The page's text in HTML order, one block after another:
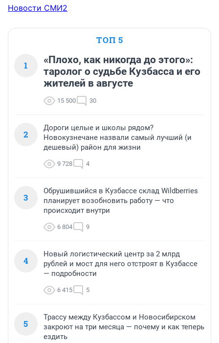
Новости СМИ2
ТОП 5
1
«Плохо, как никогда до этого»:
таролог о судьбе Кузбасса и его
жителей в августе
15 500 30
2
Дороги целые и школы рядом?
Новокузнечане назвали самый лучший (и
дешевый) район для жизни
9 728 4
3
Обрушившийся в Кузбассе склад Wildberries
планирует возобновить работу — что
происходит внутри
6 804 9
4
Новый логистический центр за 2 млрд
рублей и мост для него отстроят в Кузбассе
— подробности
6 415 5
5
Трассу между Кузбассом и Новосибирском
закроют на три месяца — почему и как теперь
ездить